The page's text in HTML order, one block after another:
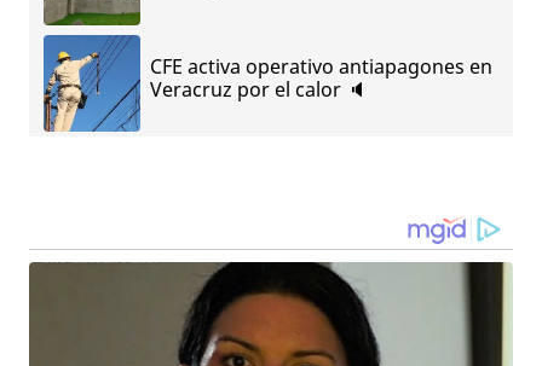
CFE activa operativo antiapagones en
Veracruz por el calor 🔈